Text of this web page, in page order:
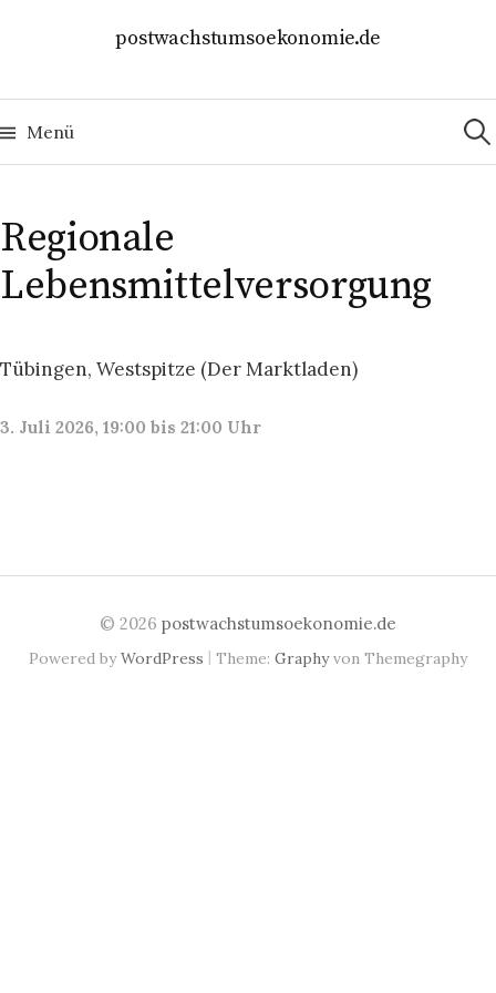
postwachstumsoekonomie.de
Menü
Regionale
Lebensmittelversorgung
Tübingen, Westspitze (Der Marktladen)
3. Juli 2026, 19:00 bis 21:00 Uhr
© 2026 postwachstumsoekonomie.de
Powered byWordPress | Theme: Graphyvon Themegraphy